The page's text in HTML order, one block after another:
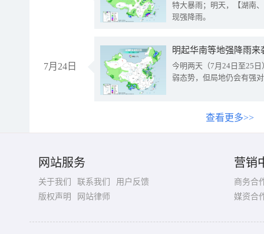
特大暴雨；明天，【湖南
现强降雨。
7月24日
明起华南等地强降雨
今明两天（7月24日至25
弱态势，但局地仍会有强
查看更多>>
网站服务
关于我们 联系我们
用户反馈
版权声明
网站律师
营销
商务合
媒资合